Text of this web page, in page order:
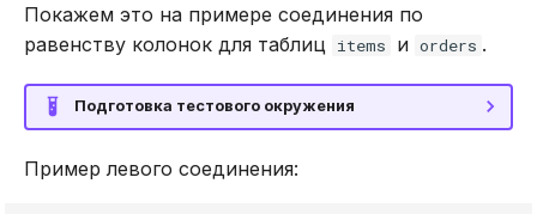
Покажем это на примере соединения по
равенству колонок для таблиц
items и orders .
Подготовка тестового окружения
Пример левого соединения: